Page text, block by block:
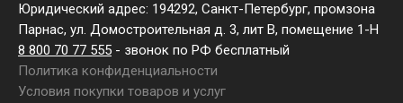
Юридический адрес: 194292, Санкт-Петербург, промзона
Парнас, ул. Домостроительная д. 3, лит В, помещение 1-Н
8 800 70 77 555 - звонок по РФ бесплатный
Политика конфиденциальности
Условия покупки товаров и услуг